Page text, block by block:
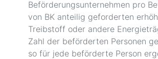
Beförderungsunternehmen pro
von BK anteilig geforderten
Treibstoff oder andere
Zahl der beförderten Personen
so für jede beförderte Person